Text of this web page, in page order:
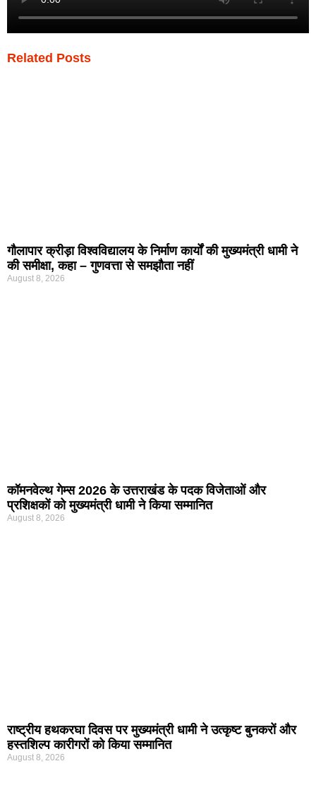
Related Posts
गौलापार क्रीड़ा विश्वविद्यालय के निर्माण कार्यों की मुख्यमंत्री धामी ने
की समीक्षा, कहा – गुणवत्ता से समझौता नहीं
August 8, 2026
कॉमनवेल्थ गेम्स 2026 के उत्तराखंड के पदक विजेताओं और
प्रशिक्षकों को मुख्यमंत्री धामी ने किया सम्मानित
August 8, 2026
राष्ट्रीय हथकरघा दिवस पर मुख्यमंत्री धामी ने उत्कृष्ट बुनकरों और
हस्तशिल्प कारीगरों को किया सम्मानित
August 8, 2026